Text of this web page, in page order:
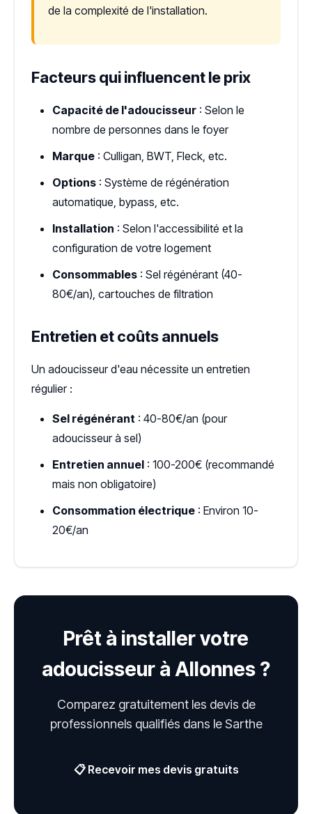
de la complexité de l'installation.
Facteurs qui influencent le prix
Capacité de l'adoucisseur : Selon le
nombre de personnes dans le foyer
Marque : Culligan, BWT, Fleck, etc.
Options : Système de régénération
automatique, bypass, etc.
Installation : Selon l'accessibilité et la
configuration de votre logement
Consommables : Sel régénérant (40-
80€/an), cartouches de filtration
Entretien et coûts annuels
Un adoucisseur d'eau nécessite un entretien
régulier :
Sel régénérant : 40-80€/an (pour
adoucisseur à sel)
Entretien annuel : 100-200€ (recommandé
mais non obligatoire)
Consommation électrique : Environ 10-
20€/an
Prêt à installer votre
adoucisseur à Allonnes ?
Comparez gratuitement les devis de
professionnels qualifiés dans le Sarthe
📋 Recevoir mes devis gratuits